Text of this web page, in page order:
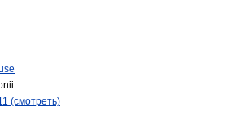
(смотреть)